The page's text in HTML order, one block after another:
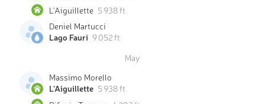
L'Aiguillette 5 938 ft
Deniel Martucci
Lago Fauri 9 052 ft
May
Massimo Morello
L'Aiguillette 5 938 ft